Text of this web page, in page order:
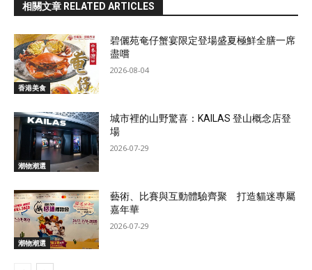
相關文章 RELATED ARTICLES
香港美食
碧儷苑奄仔蟹宴限定登場盛夏極鮮全膳一席
盡嚐
2026-08-04
潮物潮選
城市裡的山野驚喜：KAILAS 登山概念店登
場
2026-07-29
潮物潮選
藝術、比賽與互動體驗齊聚 打造貓迷專屬
嘉年華
2026-07-29